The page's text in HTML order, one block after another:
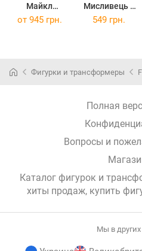
Майкл
Джордан
Мисливець х
Мисливець
от 945 грн. 549 грн.
Фигурки и трансформеры
Полная
Вопросы и
Каталог фигурок и
хиты продаж, купить
Мы в других